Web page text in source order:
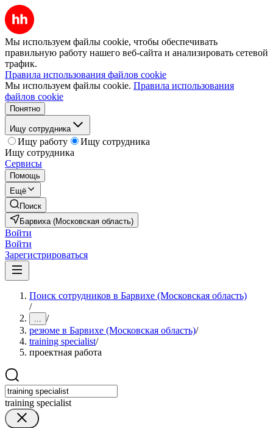
Мы используем файлы cookie, чтобы обеспечивать
правильную работу нашего веб-сайта и анализировать сетевой
трафик.
Правила использования файлов cookie
Мы используем файлы cookie. Правила использования
файлов cookie
Понятно
Ищу сотрудника
Ищу работу
Ищу сотрудника
Ищу сотрудника
Сервисы
Помощь
Ещё
Поиск
Барвиха (Московская область)
Войти
Войти
Зарегистрироваться
Поиск сотрудников в Барвихе (Московская область)
/
... /
резюме в Барвихе (Московская область)/
training specialist/
проектная работа
training specialist